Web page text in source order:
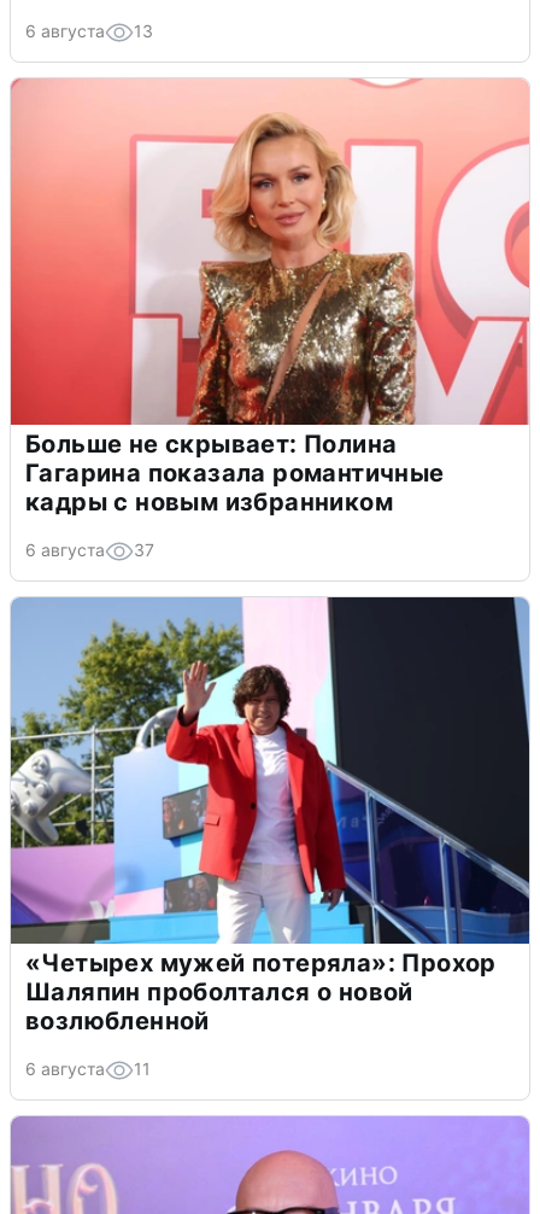
6 августа 13
Больше не скрывает: Полина
Гагарина показала романтичные
кадры с новым избранником
6 августа 37
«Четырех мужей потеряла»: Прохор
Шаляпин проболтался о новой
возлюбленной
6 августа 11